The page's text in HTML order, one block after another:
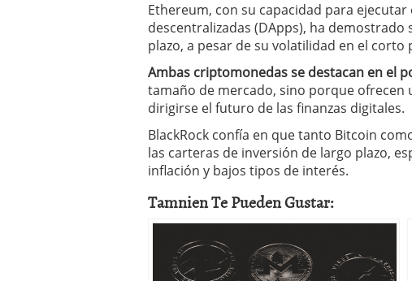
Ethereum, con su capacidad para
descentralizadas (DApps), ha
plazo, a pesar de su volatilidad en el corto
Ambas criptomonedas se destacan en el
tamaño de mercado, sino porque ofrecen
dirigirse el futuro de las finanzas digitales.
BlackRock confía en que tanto Bitcoin
las carteras de inversión de largo plazo,
inflación y bajos tipos de interés.
Tamnien Te Pueden Gustar: